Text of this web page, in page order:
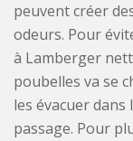
peuvent créer
odeurs. Pour
à Lamberger
poubelles va se
les évacuer
passage. Pour